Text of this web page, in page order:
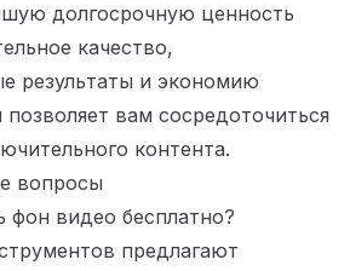
долгосрочную ценность
качество,
результаты и экономию
вам сосредоточиться
контента.
вопросы
фон видео бесплатно?
предлагают